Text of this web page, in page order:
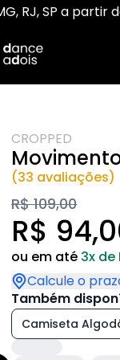
RJ, SP a partir
Cropped
PISTA
HUMOR DE QUEM DANÇA
CROPPED
(33 avaliações)
R$ 109,00
R$
ou em até 3x de
Calcule o
Também
Camiseta